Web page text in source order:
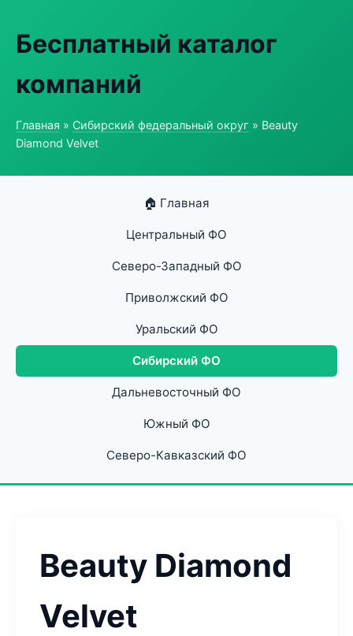
Бесплатный каталог
компаний
Главная » Сибирский федеральный округ » Beauty
Diamond Velvet
🏠 Главная
Центральный ФО
Северо-Западный ФО
Приволжский ФО
Уральский ФО
Сибирский ФО
Дальневосточный ФО
Южный ФО
Северо-Кавказский ФО
Beauty Diamond
Velvet